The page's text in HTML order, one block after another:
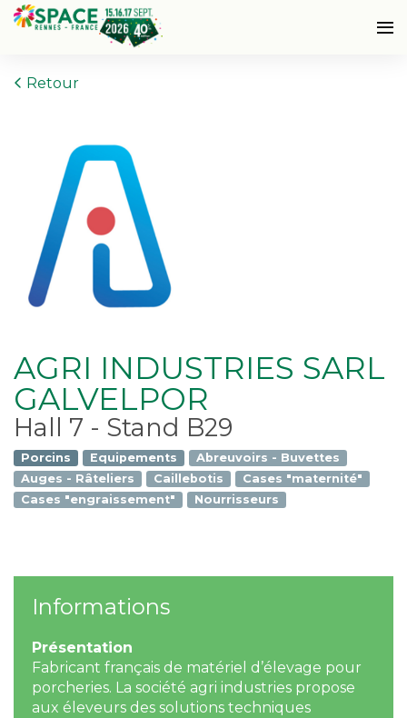
Retour
AGRI INDUSTRIES SARL
GALVELPOR
Hall 7 - Stand B29
Porcins Equipements
Abreuvoirs - Buvettes
Auges - Râteliers
Caillebotis
Cases "maternité"
Cases "engraissement"
Nourrisseurs
Informations
Présentation
Fabricant français de matériel d’élevage pour
porcheries. La société agri industries propose
aux éleveurs des solutions techniques